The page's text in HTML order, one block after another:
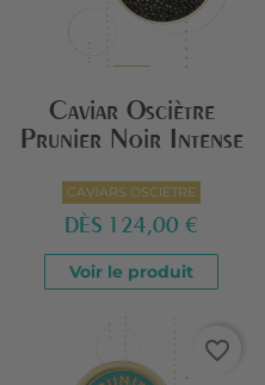
Caviar Osciètre
Prunier Noir Intense
CAVIARS OSCIÈTRE
DÈS 124,00 €
Voir le produit
favorite_border